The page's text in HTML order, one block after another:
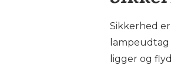
Sikkerhed
ligger og